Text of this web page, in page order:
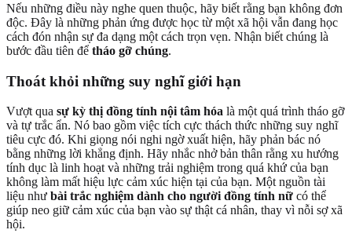
Nếu những điều này nghe quen thuộc, hãy biết rằng bạn không đơn
độc. Đây là những phản ứng được học từ một xã hội vẫn đang học
cách đón nhận sự đa dạng một cách trọn vẹn. Nhận biết chúng là
bước đầu tiên để tháo gỡ chúng.
Thoát khỏi những suy nghĩ giới hạn
Vượt qua sự kỳ thị đồng tính nội tâm hóa là một quá trình tháo gỡ
và tự trắc ẩn. Nó bao gồm việc tích cực thách thức những suy nghĩ
tiêu cực đó. Khi giọng nói nghi ngờ xuất hiện, hãy phản bác nó
bằng những lời khẳng định. Hãy nhắc nhở bản thân rằng xu hướng
tính dục là linh hoạt và những trải nghiệm trong quá khứ của bạn
không làm mất hiệu lực cảm xúc hiện tại của bạn. Một nguồn tài
liệu như bài trắc nghiệm dành cho người đồng tính nữ có thể
giúp neo giữ cảm xúc của bạn vào sự thật cá nhân, thay vì nỗi sợ xã
hội.